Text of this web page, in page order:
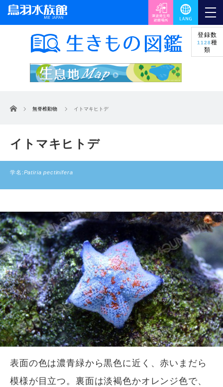
登録数
1128種
類
ホーム 無脊椎動物 イトマキヒトデ
イトマキヒトデ
学名:Patiria pectinifera
表面の色は濃青緑から黒色に近く、赤いまだら
模様が目立つ。裏面は淡褐色かオレンジ色で、